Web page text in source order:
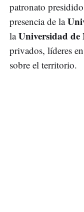
patronato
presencia de la
laUniversidad de
privados, líderes
sobre el territorio.